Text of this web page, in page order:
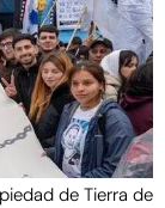
de Tierra de